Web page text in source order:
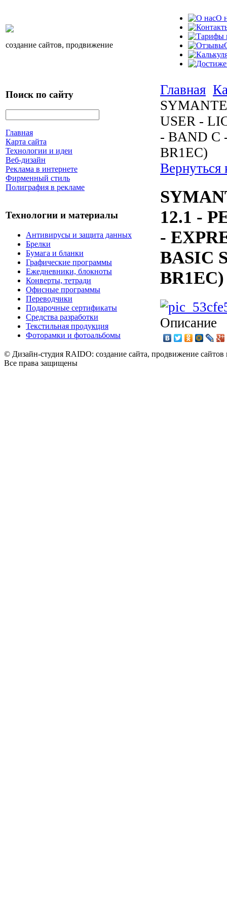
создание сайтов, продвижение
О
Поиск по сайту
Главная
Карта сайта
Технологии и идеи
Веб-дизайн
Реклама в интернете
Фирменный стиль
Полиграфия в рекламе
Технологии и материалы
Антивирусы и защита данных
Брелки
Бумага и бланки
Графические программы
Ежедневники, блокноты
Конверты, тетради
Офисные программы
Переводчики
Подарочные сертификаты
Средства разработки
Текстильная продукция
Фоторамки и фотоальбомы
Главная
USER -
- BAND C
BR1EC)
12.1 -
-
BASIC
BR1EC)
Описание
© Дизайн-студия RAIDO: создание сайта, продвижение сайтов
Все права защищены